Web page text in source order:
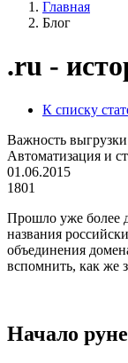
Главная
Блог
.ru -
К списку
Важность
Автоматизация и
01.06.2015
1801
Прошло уже более
названия
объединения
вспомнить, как же
Начало